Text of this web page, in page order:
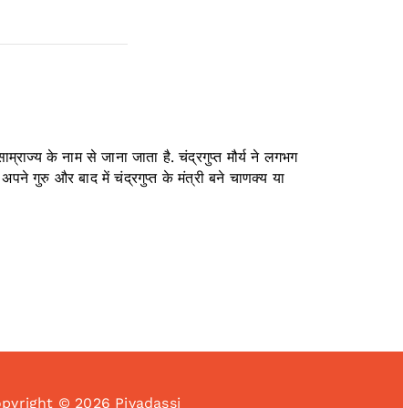
के नाम से जाना जाता है. चंद्रगुप्त मौर्य ने लगभग
गुरु और बाद में चंद्रगुप्त के मंत्री बने चाणक्य या
© 2026 Piyadassi